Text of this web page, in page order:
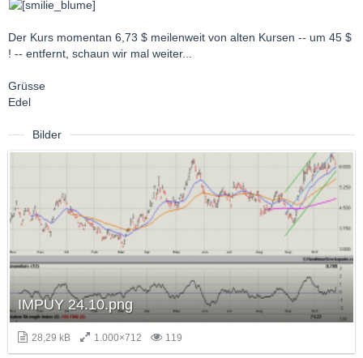
Der Kurs momentan 6,73 $ meilenweit von alten Kursen -- um 45 $
! -- entfernt, schaun wir mal weiter...
Grüsse
Edel
Bilder
IMPUY 24.10.png
28,29 kB 1.000×712 119